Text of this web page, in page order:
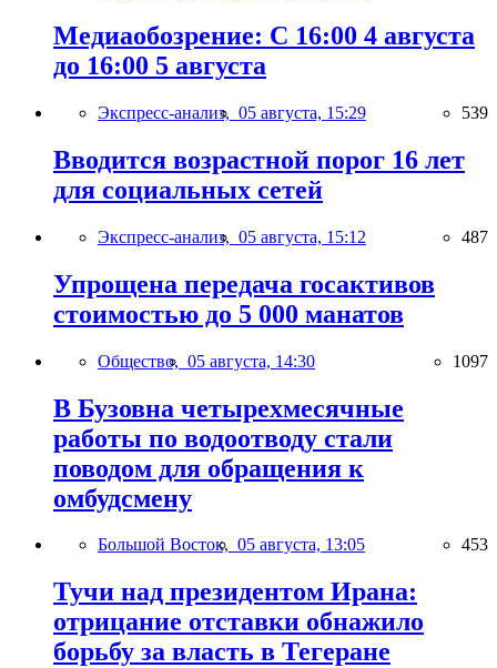
Медиаобозрение: С 16:00 4 августа
до 16:00 5 августа
Экспресс-анализ, 05 августа, 15:29 539
Вводится возрастной порог 16 лет
для социальных сетей
Экспресс-анализ, 05 августа, 15:12 487
Упрощена передача госактивов
стоимостью до 5 000 манатов
Общество, 05 августа, 14:30 1097
В Бузовна четырехмесячные
работы по водоотводу стали
поводом для обращения к
омбудсмену
Большой Восток, 05 августа, 13:05 453
Тучи над президентом Ирана:
отрицание отставки обнажило
борьбу за власть в Тегеране